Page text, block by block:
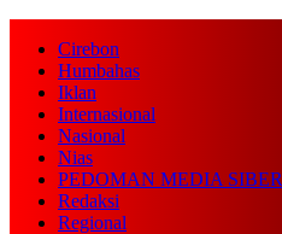
Cirebon
Humbahas
Iklan
Internasional
Nasional
Nias
PEDOMAN MEDIA SIBER
Redaksi
Regional